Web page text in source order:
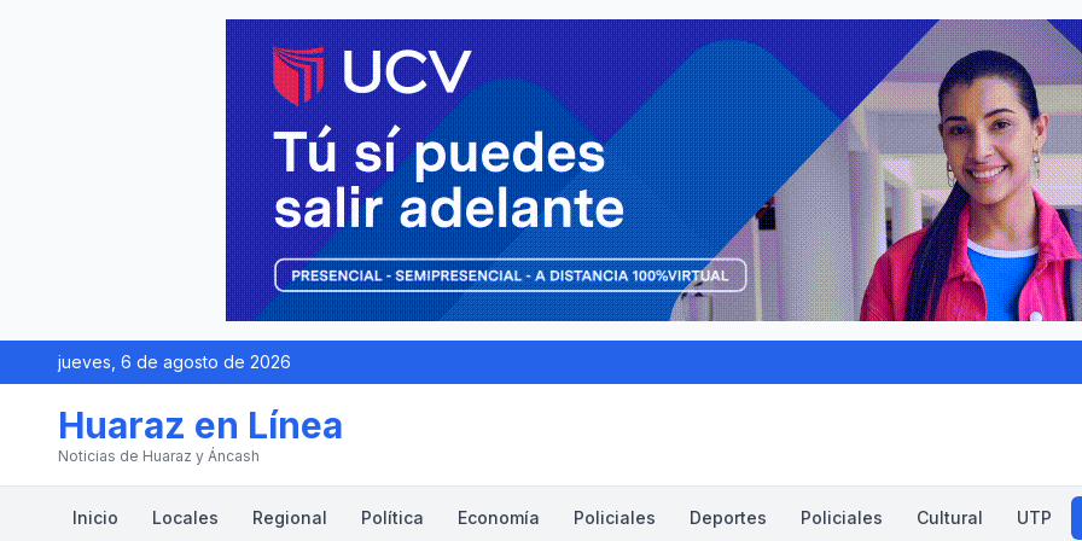
jueves, 6 de agosto de 2026
Huaraz en Línea
Noticias de Huaraz y Áncash
Inicio Locales Regional Política Economía Policiales Deportes Policiales Cultural UTP